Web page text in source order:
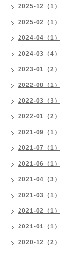
2025-12（1）
2025-02（1）
2024-04（1）
2024-03（4）
2023-01（2）
2022-08（1）
2022-03（3）
2022-01（2）
2021-09（1）
2021-07（1）
2021-06（1）
2021-04（3）
2021-03（1）
2021-02（1）
2021-01（1）
2020-12（2）